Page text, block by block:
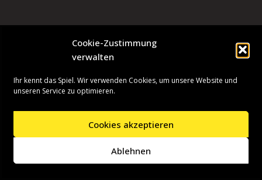
Cookie-Zustimmung
verwalten
Ihr kennt das Spiel. Wir verwenden Cookies, um unsere Website und
unseren Service zu optimieren.
Cookies akzeptieren
Ablehnen
| Präsentiert vonWordPress
Presseinformationen